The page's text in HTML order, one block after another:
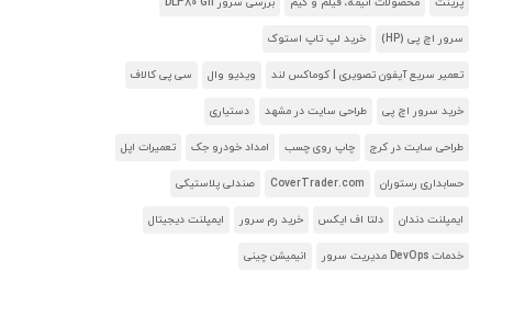
سرور اچ پی (HP) خرید لپ تاپ استوک
تعمیر سریع آیفون تصویری | کوماکس لند ویدیو وال سی پی کالاف
خرید سرور اچ پی طراحی سایت در مشهد دستیاری
طراحی سایت در کرج چاپ روی چسب امداد خودرو جک تعمیرات اپل
حسابداری رستوران CoverTrader.com صندلی پلاستیکی
ایمپلنت دندان دلتا اف ایکس خرید رم سرور ایمپلنت دیجیتال
خدمات DevOps مدیریت سرور انیمیشن چینی